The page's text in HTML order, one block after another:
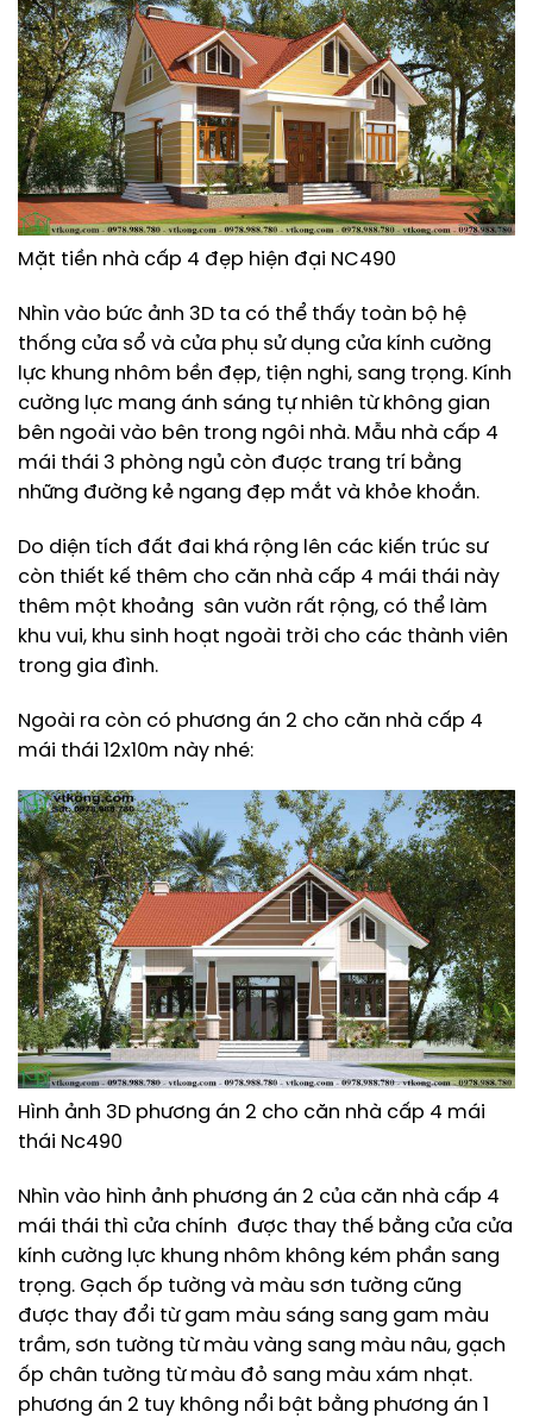
Mặt tiền nhà cấp 4 đẹp hiện đại NC490
Nhìn vào bức ảnh 3D ta có thể thấy toàn bộ hệ
thống cửa sổ và cửa phụ sử dụng cửa kính cường
lực khung nhôm bền đẹp, tiện nghi, sang trọng. Kính
cường lực mang ánh sáng tự nhiên từ không gian
bên ngoài vào bên trong ngôi nhà. Mẫu nhà cấp 4
mái thái 3 phòng ngủ còn được trang trí bằng
những đường kẻ ngang đẹp mắt và khỏe khoắn.
Do diện tích đất đai khá rộng lên các kiến trúc sư
còn thiết kế thêm cho căn nhà cấp 4 mái thái này
thêm một khoảng sân vườn rất rộng, có thể làm
khu vui, khu sinh hoạt ngoài trời cho các thành viên
trong gia đình.
Ngoài ra còn có phương án 2 cho căn nhà cấp 4
mái thái 12x10m này nhé:
Hình ảnh 3D phương án 2 cho căn nhà cấp 4 mái
thái Nc490
Nhìn vào hình ảnh phương án 2 của căn nhà cấp 4
mái thái thì cửa chính được thay thế bằng cửa cửa
kính cường lực khung nhôm không kém phần sang
trọng. Gạch ốp tường và màu sơn tường cũng
được thay đổi từ gam màu sáng sang gam màu
trầm, sơn tường từ màu vàng sang màu nâu, gạch
ốp chân tường từ màu đỏ sang màu xám nhạt.
phương án 2 tuy không nổi bật bằng phương án 1